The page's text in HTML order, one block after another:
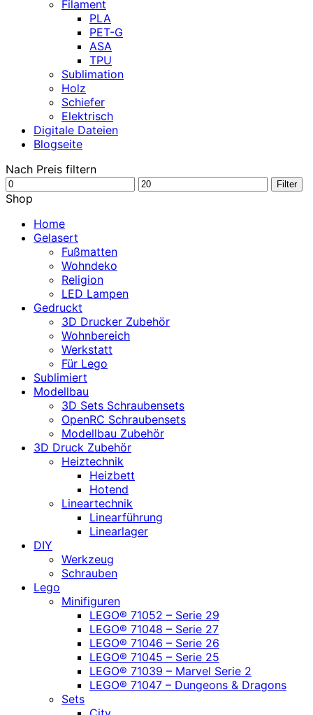
Filament
PLA
PET-G
ASA
TPU
Sublimation
Holz
Schiefer
Elektrisch
Digitale Dateien
Blogseite
Nach Preis filtern
Min.
Preis
Max.
Filter
Shop
Home
Gelasert
Fußmatten
Wohndeko
Religion
LED Lampen
Gedruckt
3D Drucker Zubehör
Wohnbereich
Werkstatt
Für Lego
Sublimiert
Modellbau
3D Sets Schraubensets
OpenRC Schraubensets
Modellbau Zubehör
3D Druck Zubehör
Heiztechnik
Heizbett
Hotend
Lineartechnik
Linearführung
Linearlager
DIY
Werkzeug
Schrauben
Lego
Minifiguren
LEGO® 71052 – Serie 29
LEGO® 71048 – Serie 27
LEGO® 71046 – Serie 26
LEGO® 71045 – Serie 25
LEGO® 71039 – Marvel Serie 2
LEGO® 71047 – Dungeons & Dragons
Sets